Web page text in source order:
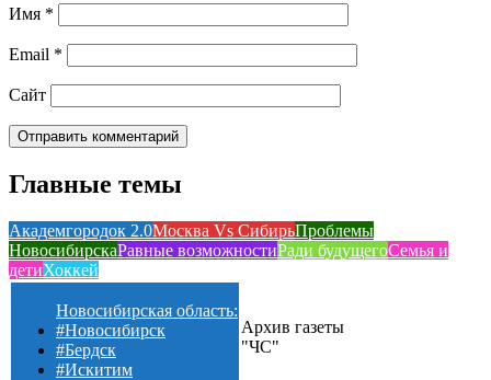
Имя *
Email *
Сайт
Главные темы
Академгородок 2.0Москва Vs СибирьПроблемы
НовосибирскаРавные возможностиРади будущегоСемья и
детиХоккей
Новосибирская область:
#Новосибирск
#Бердск
#Искитим
Архив газеты
"ЧС"